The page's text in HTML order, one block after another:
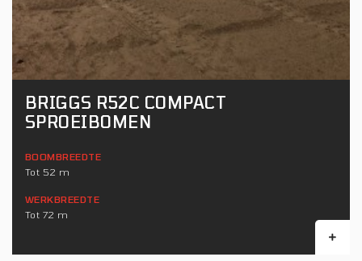
BRIGGS R52C COMPACT
SPROEIBOMEN
BOOMBREEDTE
Tot 52 m
WERKBREEDTE
Tot 72 m